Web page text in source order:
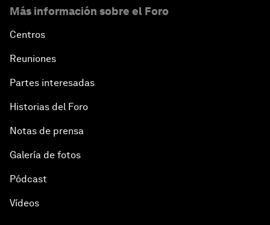
Más información sobre el Foro
Centros
Reuniones
Partes interesadas
Historias del Foro
Notas de prensa
Galería de fotos
Pódcast
Vídeos